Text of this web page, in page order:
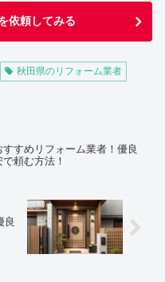
依頼してみる
秋田県のリフォーム業者
すすめリフォーム業者！優良
頼む方法！
良